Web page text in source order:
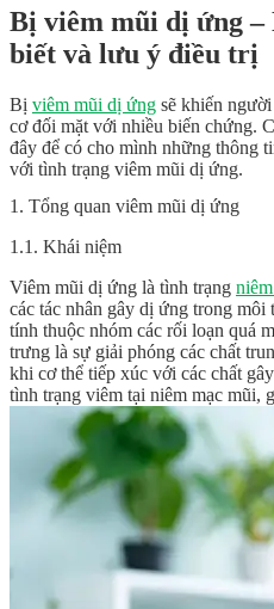
Bị viêm mũi dị ứng –
biết và lưu ý điều trị
Bị viêm mũi dị ứng sẽ khiến
cơ đối mặt với nhiều biến chứng.
đây để có cho mình những thông
với tình trạng viêm mũi dị ứng.
1. Tổng quan viêm mũi dị ứng
1.1. Khái niệm
Viêm mũi dị ứng là tình trạng
các tác nhân gây dị ứng trong
tính thuộc nhóm các rối loạn quá
trưng là sự giải phóng các chất
khi cơ thể tiếp xúc với các chất
tình trạng viêm tại niêm mạc mũi,